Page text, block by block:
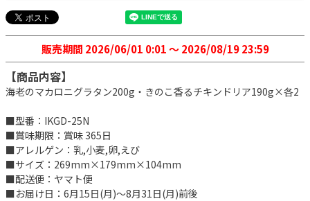
販売期間 2026/06/01 0:01〜 2026/08/19 23:59
【商品内容】
海老のマカロニグラタン200g・きのこ香るチキンドリア190g×各2
■型番：IKGD-25N
■賞味期限：賞味 365日
■アレルゲン：乳,小麦,卵,えび
■サイズ：269mm×179mm×104mm
■配送便：ヤマト便
■お届け日：6月15日(月)～8月31日(月)前後